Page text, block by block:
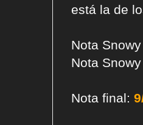
está la de
Nota
Nota
Nota final: